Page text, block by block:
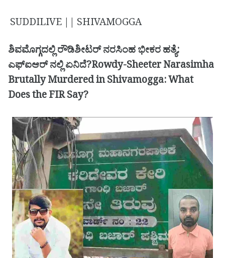
SUDDILIVE || SHIVAMOGGA
ಶಿವಮೊಗ್ಗದಲ್ಲಿ ರೌಡಿಶೀಟರ್ ನರಸಿಂಹ ಭೀಕರ ಹತ್ಯೆ:
ಎಫ್ಐಆರ್ ನಲ್ಲಿ ಏನಿದೆ?Rowdy-Sheeter Narasimha
Brutally Murdered in Shivamogga: What
Does the FIR Say?